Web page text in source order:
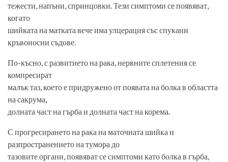
тежести, напъни, спринцовки. Тези симптоми се появяват,
когато
шийката на матката вече има улцерация със спукани
кръвоносни съдове.
По-късно, с развитието на рака, нервните сплетения се
компресират
малък таз, което е придружено от появата на болка в областта
на сакрума,
долната част на гърба и долната част на корема.
С прогресирането на рака на маточната шийка и
разпространението на тумора до
тазовите органи, появяват се симптоми като болка в гърба,